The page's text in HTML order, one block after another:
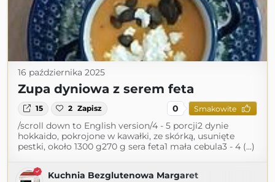
16 października 2025
Zupa dyniowa z serem feta
15 2 Zapisz 0 Smakowite
/scroll down to English version/4 - 5 porcji2 dynie
hokkaido, pokrojone w kawałki, ze skórką, usunięte
pestki, około 1300 g270 g sera feta1 mała cebula3 - 4 (...)
Kuchnia Bezglutenowa Margaret